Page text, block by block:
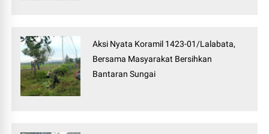
Aksi Nyata Koramil 1423-01/Lalabata,
Bersama Masyarakat Bersihkan
Bantaran Sungai